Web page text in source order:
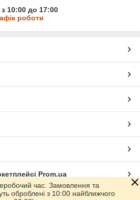
10:00 до 17:00
роботи
Prom.ua
час. Замовлення та
оброблені з 10:00 найближчого